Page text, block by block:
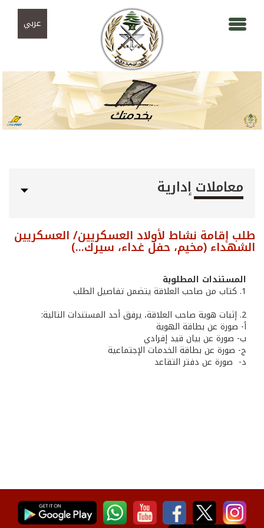
عربي
معاملات إدارية
طلب إقامة نشاط لأولاد العسكريين/ العسكريين
الشهداء (مخيم، حفل غداء، سيرك...)
المستندات المطلوبة
1. كتاب من صاحب العلاقة يتضمن تفاصيل الطلب
2. إثبات هوية صاحب العلاقة، يرفق أحد المستندات التالية:
‌أ- صورة عن بطاقة الهوية
ب‌- صورة عن بيان قيد إفرادي
ج- صورة عن بطاقة الخدمات الإجتماعية
‌د- صورة عن دفتر التقاعد